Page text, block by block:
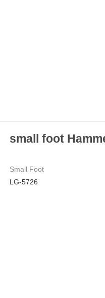
small foot
Small Foot
LG-5726